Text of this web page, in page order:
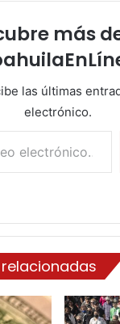
más
las últimas
electrónico.